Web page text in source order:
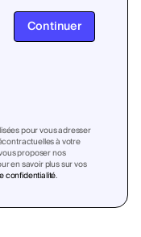
Continuer
pour vous adresser
à votre
proposer nos
en savoir plus sur vos
confidentialité.